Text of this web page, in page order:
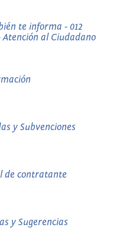
te informa - 012
Atención al Ciudadano
y Subvenciones
de contratante
y Sugerencias